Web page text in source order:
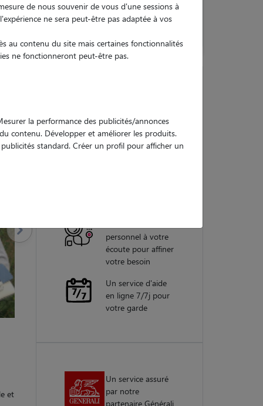
et
engagement
garanties
personnel à votre
écoute pour affiner
votre besoin
Un service d'aide
en ligne 7/7j pour
votre garde
Un service assuré
par notre
partenaire Générali
de nous souvenir de vous d'une sessions à
ne sera peut-être pas adaptée à vos
au contenu du site mais certaines fonctionnalités
ne fonctionneront peut-être pas.
la performance des publicités/annonces
contenu. Développer et améliorer les produits.
standard. Créer un profil pour afficher un